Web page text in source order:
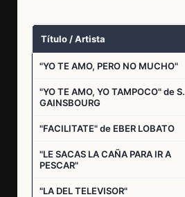
Título / Artista
"YO TE AMO, PERO NO MUCHO"
"YO TE AMO, YO TAMPOCO" de S.
GAINSBOURG
"FACILITATE" de EBER LOBATO
"LE SACAS LA CAÑA PARA IR A
PESCAR"
"LA DEL TELEVISOR"